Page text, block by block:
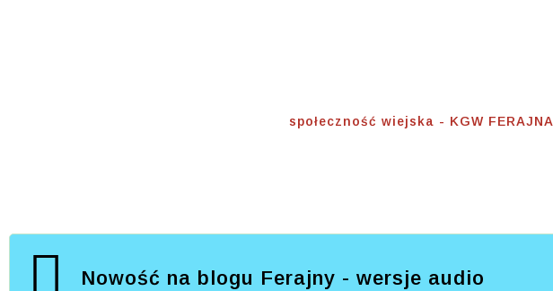
społeczność wiejska - KGW FERAJNA
Nowość na blogu Ferajny - wersje audio